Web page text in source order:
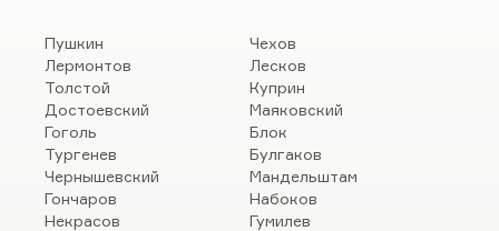
Пушкин
Лермонтов
Толстой
Достоевский
Гоголь
Тургенев
Чернышевский
Гончаров
Некрасов
Чехов
Лесков
Куприн
Маяковский
Блок
Булгаков
Мандельштам
Набоков
Гумилев